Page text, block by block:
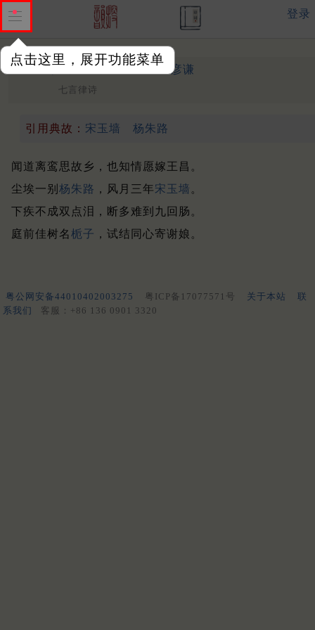
点击这里，展开功能菜单
登录
离鸾 晚唐 · 唐彦谦
七言律诗
引用典故： 宋玉墙 杨朱路
闻道离鸾思故乡，也知情愿嫁王昌。
尘埃一别 杨朱路 ，风月三年宋玉墙 。
下疾不成双点泪，断多难到九回肠。
庭前佳树名栀子 ，试结同心寄谢娘。
粤公网安备44010402003275 粤ICP备17077571号 关于本站
联
系我们
客服：+86 136 0901 3320